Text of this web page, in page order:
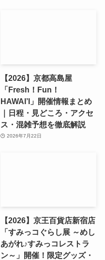
【2026】京都高島屋
「Fresh！Fun！
HAWAI’I」開催情報まとめ
｜日程・見どころ・アクセ
ス・混雑予想を徹底解説
2026年7月22日
【2026】京王百貨店新宿店
「すみっコぐらし展 ～めし
あがれ♪すみっコレストラ
ン～」開催！限定グッズ・